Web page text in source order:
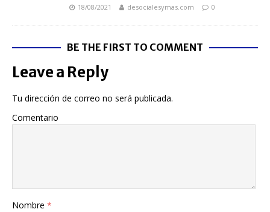
18/08/2021 desocialesymas.com 0
BE THE FIRST TO COMMENT
Leave a Reply
Tu dirección de correo no será publicada.
Comentario
Nombre *